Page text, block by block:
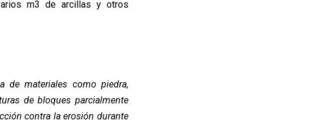
m3 de arcillas y otros
de materiales como piedra,
de bloques parcialmente
contra la erosión durante